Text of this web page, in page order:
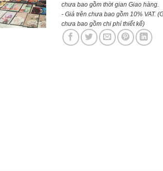
chưa bao gồm thời gian Giao hàng.
- Giá trên chưa bao gồm 10% VAT.
chưa bao gồm chi phí thiết kế)